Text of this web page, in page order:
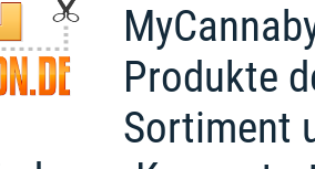
Produkte
Sortiment